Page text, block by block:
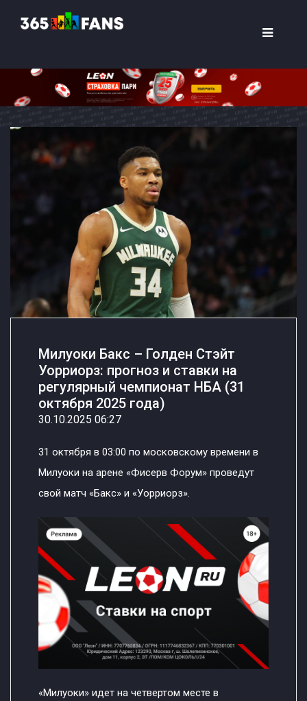
Милуоки Бакс – Голден Стэйт
Уорриорз: прогноз и ставки на
регулярный чемпионат НБА (31
октября 2025 года)
30.10.2025 06:27
31 октября в 03:00 по московскому времени в
Милуоки на арене «Фисерв Форум» проведут
свой матч «Бакс» и «Уорриорз».
«Милуоки» идет на четвертом месте в